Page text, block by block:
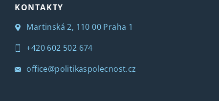
KONTAKTY
Martinská 2, 110 00 Praha 1
+420 602 502 674
office@politikaspolecnost.cz